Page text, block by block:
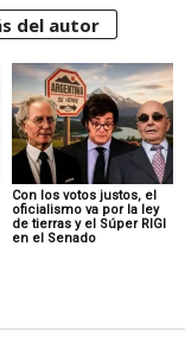
del autor
Con los votos justos, el
oficialismo va por la ley
de tierras y el Súper RIGI
en el Senado